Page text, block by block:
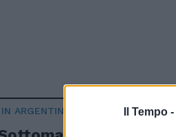
Il Tempo -
IN ARGENTINA